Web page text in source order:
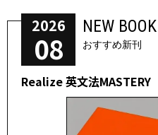
2026
08
NEW BOOK
おすすめ新刊
Realize 英文法MASTERY